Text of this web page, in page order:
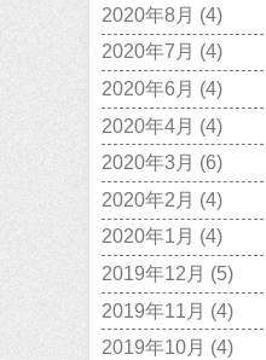
2020年8月 (4)
2020年7月 (4)
2020年6月 (4)
2020年4月 (4)
2020年3月 (6)
2020年2月 (4)
2020年1月 (4)
2019年12月 (5)
2019年11月 (4)
2019年10月 (4)